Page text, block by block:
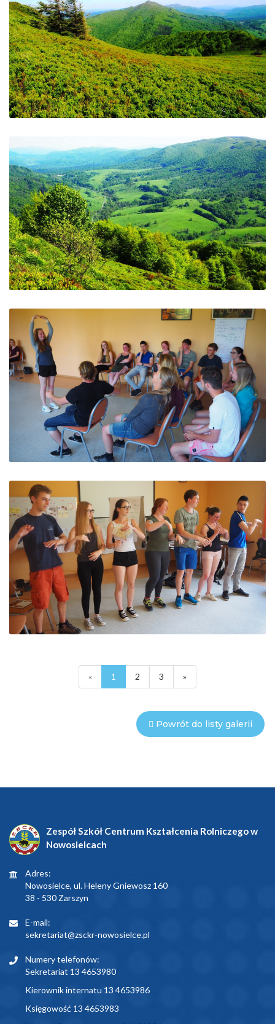
« 1 2 3 »
Powrót do listy galerii
Zespół Szkół Centrum Kształcenia Rolniczego w
Nowosielcach
Adres:
Nowosielce, ul. Heleny Gniewosz 160
38 - 530 Zarszyn
E-mail:
sekretariat@zsckr-nowosielce.pl
Numery telefonów:
Sekretariat 13 4653980
Kierownik internatu 13 4653986
Księgowość 13 4653983